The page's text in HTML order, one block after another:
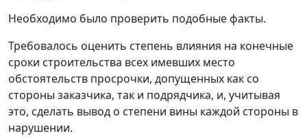
Необходимо было проверить подобные факты.
Требовалось оценить степень влияния на конечные
сроки строительства всех имевших место
обстоятельств просрочки, допущенных как со
стороны заказчика, так и подрядчика, и, учитывая
это, сделать вывод о степени вины каждой стороны в
нарушении.